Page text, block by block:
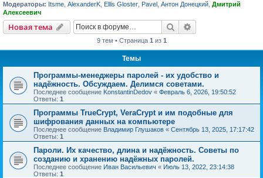
Модераторы: Itsme AlexanderK Ellis Gloster Pavel Антон Донецкий Дмитрий
Алексеевич
Новая тема Поиск
9 тем • Страница 1 из 1
Темы
Программы-менеджеры паролей - их удобство и
надёжность. Обсуждаем. Делимся советами.
Последнее сообщение KonstantinDedov « Февраль 6, 2026, 19:50:52
Ответы: 1
Программы TrueCrypt, VeraCrypt и им подобные для
шифрования данных на компьютере
Последнее сообщение Владимир Глушаков « Сентябрь 13, 2025, 17:17:42
Ответы: 1
Пароли. Их качество, длина и надёжность. Советы по
созданию и хранению надёжных паролей.
Последнее сообщение Иван Васильевич « Июль 13, 2022, 23:14:38
Ответы: 1